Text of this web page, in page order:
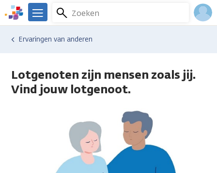
Overslaan
en
naar
We
er
Kanker.nl
Zoeken
Menu
Ervaringen van anderen
Lotgenoten zijn mensen zoals jij.
Vind jouw lotgenoot.